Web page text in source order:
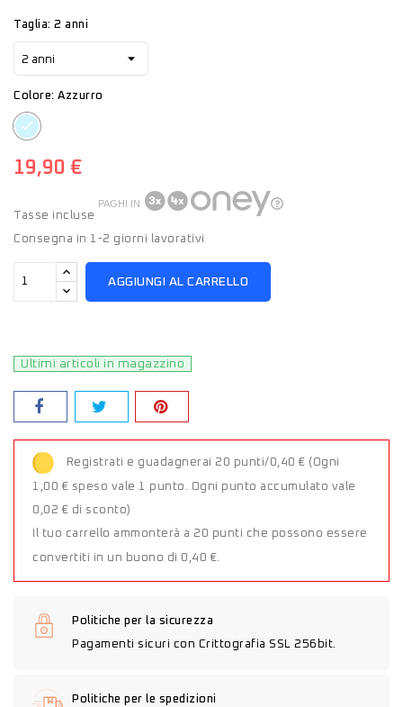
Taglia: 2 anni
Colore: Azzurro
Azzurro
19,90 €
Tasse incluse
PAGHI IN
Consegna in 1-2 giorni lavorativi
AGGIUNGI AL CARRELLO
Ultimi articoli in magazzino
Registrati e guadagnerai 20 punti/0,40 € (Ogni
1,00 € speso vale 1 punto. Ogni punto accumulato vale
0,02 € di sconto)
Il tuo carrello ammonterà a 20 punti che possono essere
convertiti in un buono di 0,40 €.
Politiche per la sicurezza
Pagamenti sicuri con Crittografia SSL 256bit.
Politiche per le spedizioni